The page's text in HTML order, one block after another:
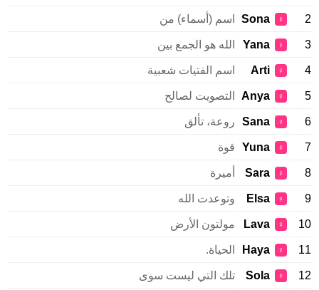
Sona اسم (أسماء) من
Yana الله هو الجمع بين
Arti اسم الفتيات شعبية
Anya التصويت لصالح
Sana روعة، تألق
Yuna قوة
Sara أميرة
Elsa وتوعدت الله
♀
Lava مولتون الأرض
♀
Haya الحياة.
♀
Sola تلك التي ليست سوى